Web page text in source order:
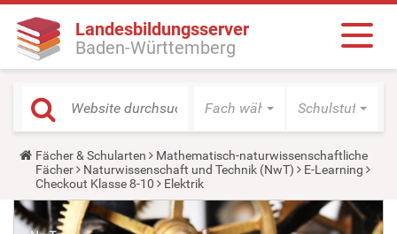
Landesbildungsserver
Baden-Württemberg
Fach wählen Schulstufe
Y
o
u
a
r
e
Fächer & Schularten
Mathematisch-naturwissenschaftliche
Fächer
Naturwissenschaft und Technik (NwT)
E-Learning
Checkout Klasse 8-10
Elektrik